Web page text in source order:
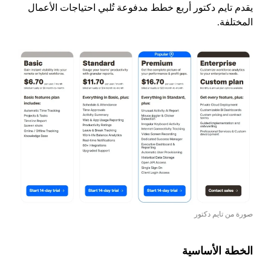
يقدم تايم دكتور أربع خطط مدفوعة تُلبي احتياجات الأعمال
المختلفة.
صورة من تايم دكتور
الخطة الأساسية